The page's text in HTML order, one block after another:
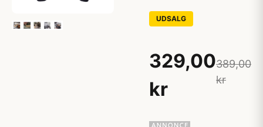
UDSALG
329,00
kr
389,00
kr